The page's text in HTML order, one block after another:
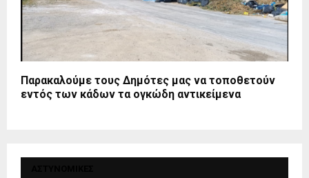
Παρακαλούμε τους Δημότες μας να τοποθετούν
εντός των κάδων τα ογκώδη αντικείμενα